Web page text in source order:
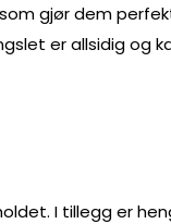
gjør dem
er allsidig og
I tillegg er